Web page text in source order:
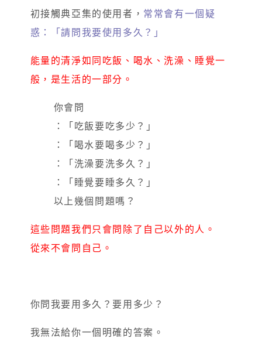
初接觸典亞集的使用者， 常常會有一個疑
惑：「請問我要使用多久？」
能量的清淨如同吃飯、喝水、洗澡、睡覺一
般，是生活的一部分。
你會問
：「吃飯要吃多少？」
：「喝水要喝多少？」
：「洗澡要洗多久？」
：「睡覺要睡多久？」
以上幾個問題嗎？
這些問題我們只會問除了自己以外的人。
從來不會問自己。
你問我要用多久？要用多少？
我無法給你一個明確的答案。